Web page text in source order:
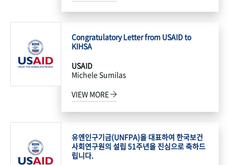
Congratulatory Letter from USAID to
KIHSA
USAID
Michele Sumilas
VIEW MORE
유엔인구기금(UNFPA)을 대표하여 한국보건
사회연구원의 설립 51주년을 진심으로 축하드
립니다.